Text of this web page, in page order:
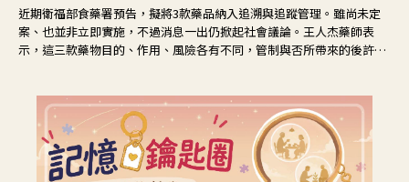
近期衛福部食藥署預告，擬將3款藥品納入追溯與追蹤管理。雖尚未定
案、也並非立即實施，不過消息一出仍掀起社會議論。王人杰藥師表
示，這三款藥物目的、作用、風險各有不同，管制與否所帶來的後許影